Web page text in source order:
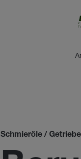
Schmieröle /